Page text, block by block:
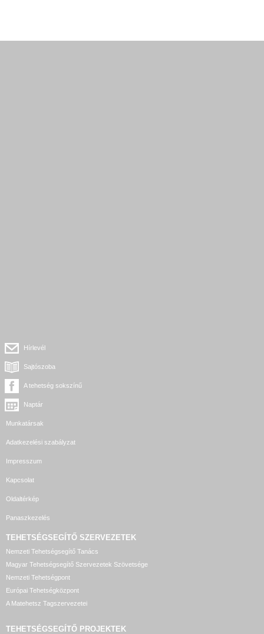
Hírlevél
Sajtószoba
A tehetség sokszínű
Naptár
Munkatársak
Adatkezelési szabályzat
Impresszum
Kapcsolat
Oldaltérkép
Panaszkezelés
TEHETSÉGSEGÍTŐ SZERVEZETEK
Nemzeti Tehetségsegítő Tanács
Magyar Tehetségsegítő Szervezetek Szövetsége
Nemzeti Tehetségpont
Európai Tehetségközpont
A Matehetsz Tagszervezetei
TEHETSÉGSEGÍTŐ PROJEKTEK